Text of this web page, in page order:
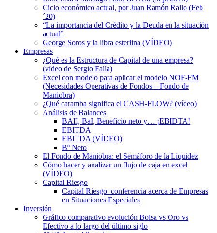
Ciclo económico actual, por Juan Ramón Rallo (Feb
´20)
“La importancia del Crédito y la Deuda en la situación
actual”
George Soros y la libra esterlina (VÍDEO)
Empresas
¿Qué es la Estructura de Capital de una empresa?
(vídeo de Sergio Falla)
Excel con modelo para aplicar el modelo NOF-FM
(Necesidades Operativas de Fondos – Fondo de
Maniobra)
¿Qué caramba significa el CASH-FLOW? (vídeo)
Análisis de Balances
BAII, BaI, Beneficio neto y… ¡EBIDTA!
EBITDA
EBITDA (VÍDEO)
Bº Neto
El Fondo de Maniobra: el Semáforo de la Liquidez
Cómo hacer y analizar un flujo de caja en excel
(VÍDEO)
Capital Riesgo
Capital Riesgo: conferencia acerca de Empresas
en Situaciones Especiales
Inversión
Gráfico comparativo evolución Bolsa vs Oro vs
Efectivo a lo largo del último siglo